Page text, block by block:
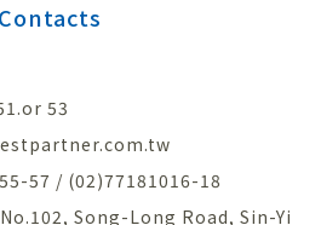
Contacts
53
57 / (02)77181016-18
Song-Long Road, Sin-Yi